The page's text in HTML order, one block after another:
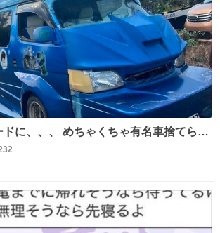
に、、、 めちゃくちゃ有名車捨てられ
ろぼろだし、、 中も何にも残ってない
今まで数十年お疲れ様でした、、 #バ